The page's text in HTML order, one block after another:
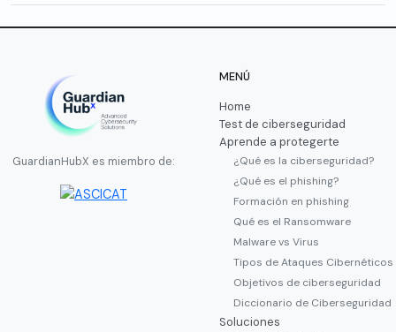
GuardianHubX es miembro de:
MENÚ
Home
Test de ciberseguridad
Aprende a protegerte
¿Qué es la ciberseguridad?
¿Qué es el phishing?
Formación en phishing
Qué es el Ransomware
Malware vs Virus
Tipos de Ataques Cibernéticos
Objetivos de ciberseguridad
Diccionario de Ciberseguridad
Soluciones